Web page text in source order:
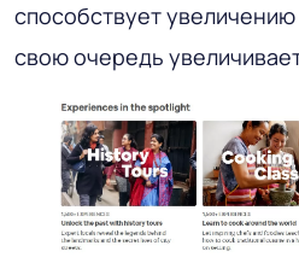
способствует
свою очередь